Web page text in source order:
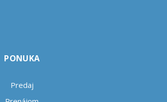
PONUKA
Predaj